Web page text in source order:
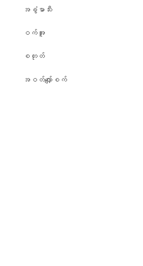
အခွံမာသီး
ဝက်အူ
စတုတ်
အဝတ်လျှော်စက်